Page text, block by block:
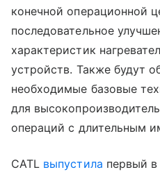
конечной операционной
последовательное
характеристик
устройств. Также будут
необходимые базовые
для
операций с длительным
CATL выпустила первый